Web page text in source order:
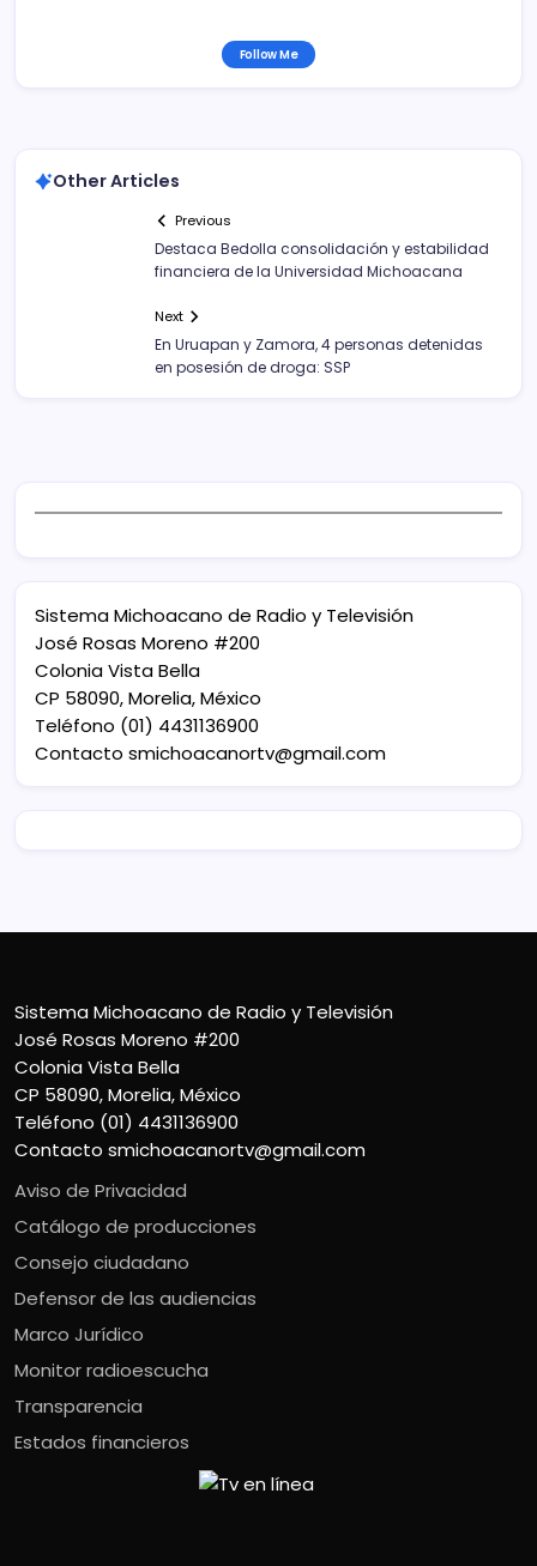
Follow Me
Other Articles
Previous
Destaca Bedolla consolidación y estabilidad
financiera de la Universidad Michoacana
Next
En Uruapan y Zamora, 4 personas detenidas
en posesión de droga: SSP
Sistema Michoacano de Radio y Televisión
José Rosas Moreno #200
Colonia Vista Bella
CP 58090, Morelia, México
Teléfono (01) 4431136900
Contacto smichoacanortv@gmail.com
Sistema Michoacano de Radio y Televisión
José Rosas Moreno #200
Colonia Vista Bella
CP 58090, Morelia, México
Teléfono (01) 4431136900
Contacto smichoacanortv@gmail.com
Aviso de Privacidad
Catálogo de producciones
Consejo ciudadano
Defensor de las audiencias
Marco Jurídico
Monitor radioescucha
Transparencia
Estados financieros